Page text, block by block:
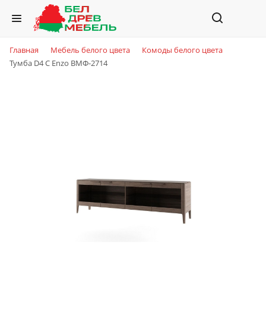
Главная Мебель белого цвета
Комоды белого цвета
Тумба D4 C Enzo ВМФ-2714